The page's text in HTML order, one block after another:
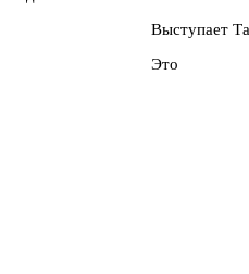
Выступает
Это